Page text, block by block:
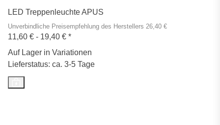
LED Treppenleuchte APUS
Unverbindliche Preisempfehlung des Herstellers 26,40 €
11,60 € - 19,40 € *
Auf Lager in Variationen
Lieferstatus: ca. 3-5 Tage